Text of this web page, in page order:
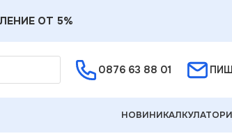
ОТ 5%
0876 63 88 01
НОВИНИКАЛКУЛАТОРИ